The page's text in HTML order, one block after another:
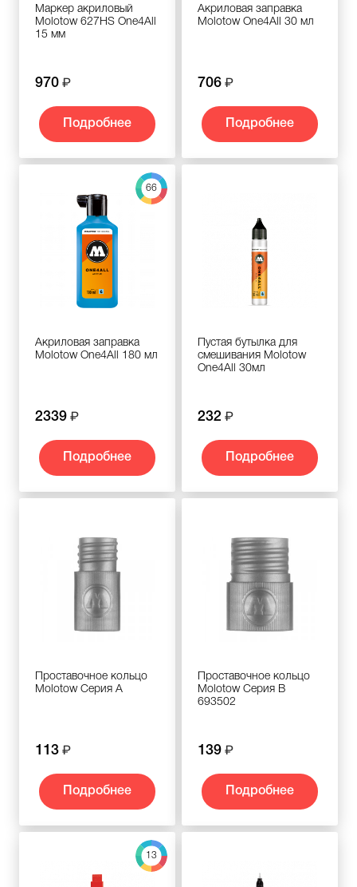
Маркер акриловый
Molotow 627HS One4All
15 мм
970
Подробнее
Акриловая заправка
Molotow One4All 30 мл
706
Подробнее
66
Акриловая заправка
Molotow One4All 180 мл
2339
Подробнее
Пустая бутылка для
смешивания Molotow
One4All 30мл
232
Подробнее
Проставочное кольцо
Molotow Серия А
113
Подробнее
Проставочное кольцо
Molotow Серия B
693502
139
Подробнее
13